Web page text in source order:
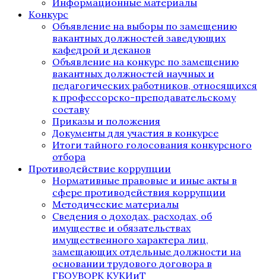
Информационные материалы
Конкурс
Объявление на выборы по замещению
вакантных должностей заведующих
кафедрой и деканов
Объявление на конкурс по замещению
вакантных должностей научных и
педагогических работников, относящихся
к профессорско-преподавательскому
составу
Приказы и положения
Документы для участия в конкурсе
Итоги тайного голосования конкурсного
отбора
Противодействие коррупции
Нормативные правовые и иные акты в
сфере противодействия коррупции
Методические материалы
Сведения о доходах, расходах, об
имуществе и обязательствах
имущественного характера лиц,
замещающих отдельные должности на
основании трудового договора в
ГБОУВОРК КУКИиТ